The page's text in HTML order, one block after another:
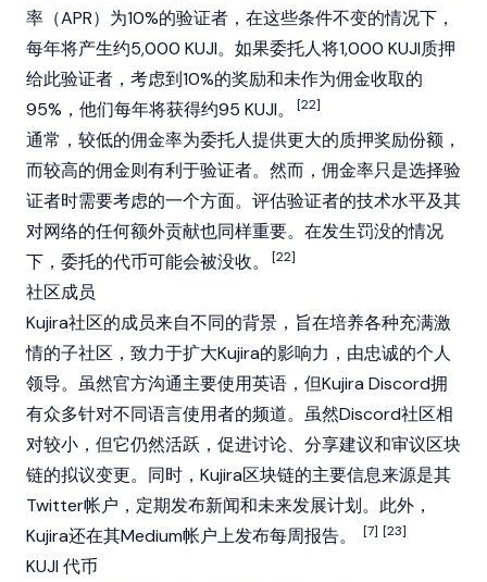
率（APR） 为10%的验证者，在这些条件不变的情况下，
每年将产生约5,000 KUJI。如果委托人将1,000 KUJI质押
给此验证者 ，考虑到10%的奖励和未作为佣金收取的
95%，他们每年将获得约95 KUJI。
[22]
通常，较低的佣金率为委托人提供更大的质押奖励份额，
而较高的佣金则有利于验证者。然而，佣金率只是选择验
证者时需要考虑的一个方面。评估验证者的技术水平及其
对网络的任何额外贡献也同样重要。在发生罚没的情况
下，委托的代币可能会被没收。
[22]
社区成员
Kujira社区的成员来自不同的背景，旨在培养各种充满激
情的子社区，致力于扩大Kujira的影响力，由忠诚的个人
领导。虽然官方沟通主要使用英语，但Kujira Discord拥
有众多针对不同语言使用者的频道。虽然Discord社区相
对较小，但它仍然活跃，促进讨论、分享建议和审议区块
链的拟议变更。同时，Kujira区块链的主要信息来源是其
Twitter帐户，定期发布新闻和未来发展计划。此外，
Kujira还在其Medium帐户上发布每周报告。
[7] [23]
KUJI 代币